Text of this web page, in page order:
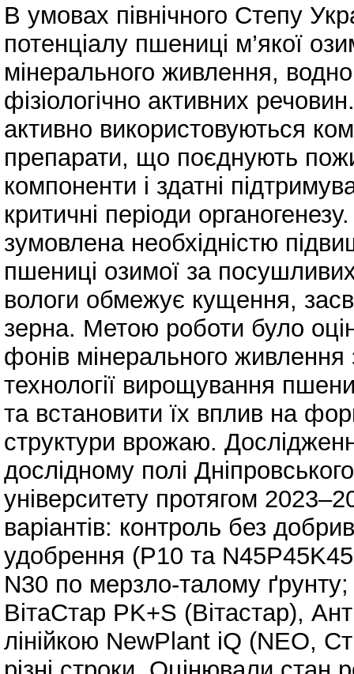
В умовах північного Степу
потенціалу пшениці м’якої
мінерального живлення,
фізіологічно активних
активно використовуються
препарати, що поєднують
компоненти і здатні
критичні періоди
зумовлена необхідністю
пшениці озимої за
вологи обмежує кущення,
зерна. Метою роботи було
фонів мінерального
технології вирощування
та встановити їх вплив на
структури врожаю.
дослідному полі
університету протягом
варіантів: контроль без
удобрення (P10 та
N30 по мерзло-талому
ВітаСтар PK+S (Вітастар),
лінійкою NewPlant iQ (NEO,